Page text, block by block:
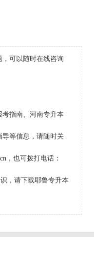
可以随时在线咨询
指南、河南专升本
等信息，请随时关
，也可拨打电话：
，请下载耶鲁专升本